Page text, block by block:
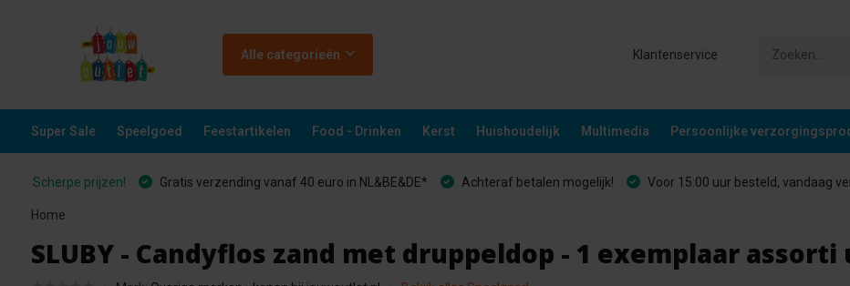
Alle categorieën Klantenservice
Super Sale Speelgoed Feestartikelen Food - Drinken Kerst Huishoudelijk Multimedia Persoonlijke
Scherpe prijzen! Gratis verzending vanaf 40 euro in NL&BE&DE* Achteraf betalen mogelijk! Voor 15:00 uur besteld, vandaag
Home
SLUBY - Candyflos zand met druppeldop - 1 exemplaar